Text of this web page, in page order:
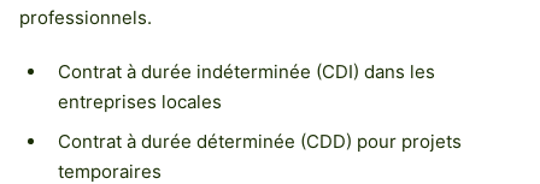
professionnels.
Contrat à durée indéterminée (CDI) dans les
entreprises locales
Contrat à durée déterminée (CDD) pour projets
temporaires